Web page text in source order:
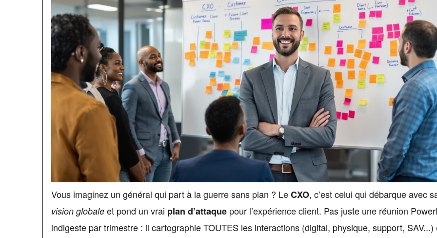
Vous imaginez un général qui part à la guerre sans plan ? LeCXO, c’est celui qui débarque avec
vision globaleet pond un vrai plan d’attaquepour l’expérience client. Pas juste une réunion
indigeste par trimestre : il cartographie TOUTES les interactions (digital, physique, support, SAV...)